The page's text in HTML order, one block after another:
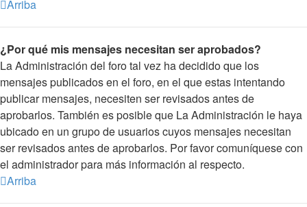
Arriba
¿Por qué mis mensajes necesitan ser aprobados?
La Administración del foro tal vez ha decidido que los
mensajes publicados en el foro, en el que estas intentando
publicar mensajes, necesiten ser revisados antes de
aprobarlos. También es posible que La Administración le haya
ubicado en un grupo de usuarios cuyos mensajes necesitan
ser revisados antes de aprobarlos. Por favor comuníquese con
el administrador para más información al respecto.
Arriba